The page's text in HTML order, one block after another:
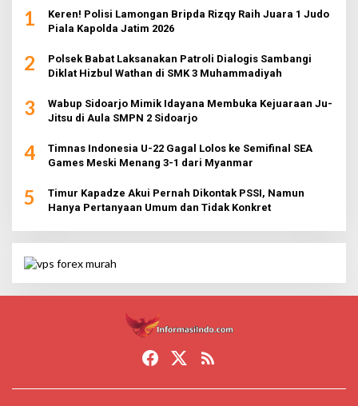
1
Keren! Polisi Lamongan Bripda Rizqy Raih Juara 1 Judo
Piala Kapolda Jatim 2026
2
Polsek Babat Laksanakan Patroli Dialogis Sambangi
Diklat Hizbul Wathan di SMK 3 Muhammadiyah
3
Wabup Sidoarjo Mimik Idayana Membuka Kejuaraan Ju-
Jitsu di Aula SMPN 2 Sidoarjo
4
Timnas Indonesia U-22 Gagal Lolos ke Semifinal SEA
Games Meski Menang 3-1 dari Myanmar
5
Timur Kapadze Akui Pernah Dikontak PSSI, Namun
Hanya Pertanyaan Umum dan Tidak Konkret